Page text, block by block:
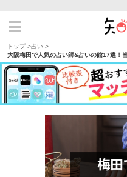
トップ>占い >
大阪梅田で人気の占い師&占いの館17選！